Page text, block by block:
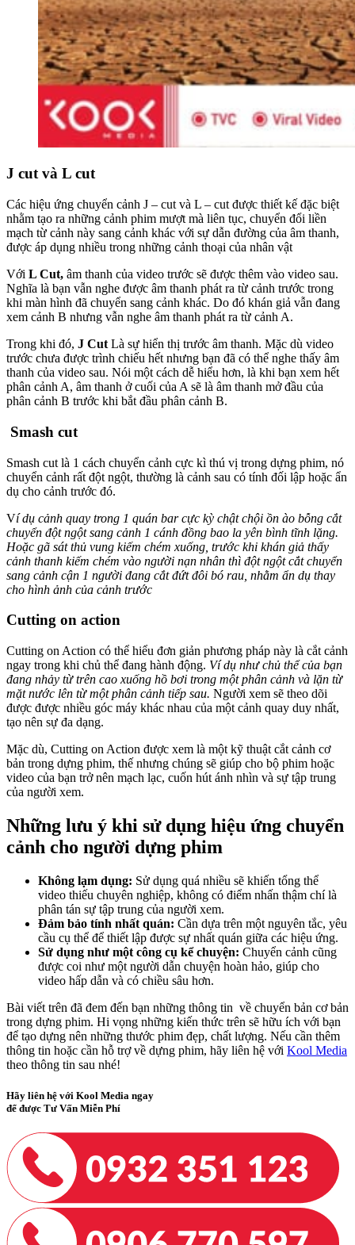
J cut và L cut
Các hiệu ứng chuyển cảnh J – cut và L – cut được thiết kế đặc biệt
nhằm tạo ra những cảnh phim mượt mà liên tục, chuyển đổi liền
mạch từ cảnh này sang cảnh khác với sự dẫn đường của âm thanh,
được áp dụng nhiều trong những cảnh thoại của nhân vật
Với L Cut, âm thanh của video trước sẽ được thêm vào video sau.
Nghĩa là bạn vẫn nghe được âm thanh phát ra từ cảnh trước trong
khi màn hình đã chuyển sang cảnh khác. Do đó khán giả vẫn đang
xem cảnh B nhưng vẫn nghe âm thanh phát ra từ cảnh A.
Trong khi đó, J Cut Là sự hiển thị trước âm thanh. Mặc dù video
trước chưa được trình chiếu hết nhưng bạn đã có thể nghe thấy âm
thanh của video sau. Nói một cách dễ hiểu hơn, là khi bạn xem hết
phân cảnh A, âm thanh ở cuối của A sẽ là âm thanh mở đầu của
phân cảnh B trước khi bắt đầu phân cảnh B.
Smash cut
Smash cut là 1 cách chuyển cảnh cực kì thú vị trong dựng phim, nó
chuyển cảnh rất đột ngột, thường là cảnh sau có tính đối lập hoặc ẩn
dụ cho cảnh trước đó.
Ví dụ cảnh quay trong 1 quán bar cực kỳ chật chội ồn ào bỗng cắt
chuyển đột ngột sang cảnh 1 cánh đồng bao la yên bình tĩnh lặng.
Hoặc gã sát thủ vung kiếm chém xuống, trước khi khán giả thấy
cảnh thanh kiếm chém vào người nạn nhân thì đột ngột cắt chuyển
sang cảnh cận 1 người đang cắt đứt đôi bó rau, nhằm ẩn dụ thay
cho hình ảnh của cảnh trước
Cutting on action
Cutting on Action có thể hiểu đơn giản phương pháp này là cắt cảnh
ngay trong khi chủ thể đang hành động. Ví dụ như chủ thể của bạn
đang nhảy từ trên cao xuống hồ bơi trong một phân cảnh và lặn từ
mặt nước lên từ một phân cảnh tiếp sau. Người xem sẽ theo dõi
được được nhiều góc máy khác nhau của một cảnh quay duy nhất,
tạo nên sự đa dạng.
Mặc dù, Cutting on Action được xem là một kỹ thuật cắt cảnh cơ
bản trong dựng phim, thế nhưng chúng sẽ giúp cho bộ phim hoặc
video của bạn trở nên mạch lạc, cuốn hút ánh nhìn và sự tập trung
của người xem.
Những lưu ý khi sử dụng hiệu ứng chuyển
cảnh cho người dựng phim
Không lạm dụng: Sử dụng quá nhiều sẽ khiến tổng thể
video thiếu chuyên nghiệp, không có điểm nhấn thậm chí là
phân tán sự tập trung của người xem.
Đảm bảo tính nhất quán: Cần dựa trên một nguyên tắc, yêu
cầu cụ thể để thiết lập được sự nhất quán giữa các hiệu ứng.
Sử dụng như một công cụ kể chuyện: Chuyển cảnh cũng
được coi như một người dẫn chuyện hoàn hảo, giúp cho
video hấp dẫn và có chiều sâu hơn.
Bài viết trên đã đem đến bạn những thông tin về chuyển bản cơ bản
trong dựng phim. Hi vọng những kiến thức trên sẽ hữu ích với bạn
để tạo dựng nên những thước phim đẹp, chất lượng. Nếu cần thêm
thông tin hoặc cần hỗ trợ về dựng phim, hãy liên hệ với Kool Media
theo thông tin sau nhé!
Hãy liên hệ với Kool Media ngay
để được Tư Vấn Miễn Phí